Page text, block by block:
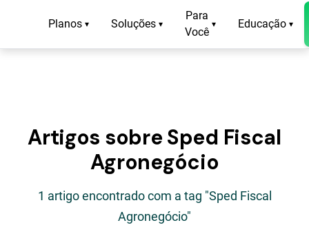
Planos ▾ Soluções ▾
Para
Você
▾ Educação ▾
Artigos sobre Sped Fiscal
Agronegócio
1 artigo encontrado com a tag "Sped Fiscal
Agronegócio"